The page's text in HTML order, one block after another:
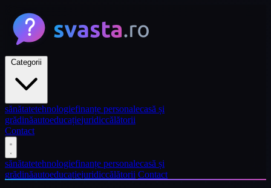
sănătatetehnologiefinanțe personalecasă și
grădinăautoeducațiejuridiccălătorii
Contact
sănătatetehnologiefinanțe personalecasă și
grădinăautoeducațiejuridiccălătorii Contact